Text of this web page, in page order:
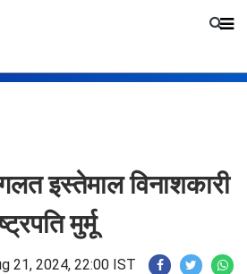
गलत इस्तेमाल विनाशकारी
मुर्मू
21, 2024, 22:00 IST